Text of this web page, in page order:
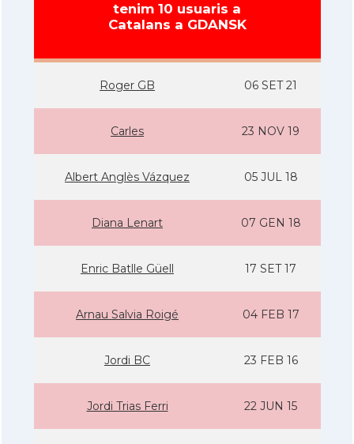
tenim 10 usuaris a
Catalans a GDANSK
Roger GB 06 SET 21
Carles 23 NOV 19
Albert Anglès Vázquez 05 JUL 18
Diana Lenart 07 GEN 18
Enric Batlle Güell 17 SET 17
Arnau Salvia Roigé 04 FEB 17
Jordi BC 23 FEB 16
Jordi Trias Ferri 22 JUN 15